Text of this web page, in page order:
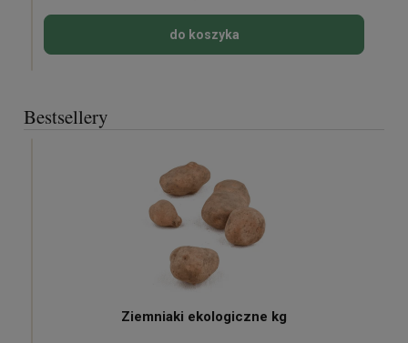
do koszyka
Bestsellery
Ziemniaki ekologiczne kg